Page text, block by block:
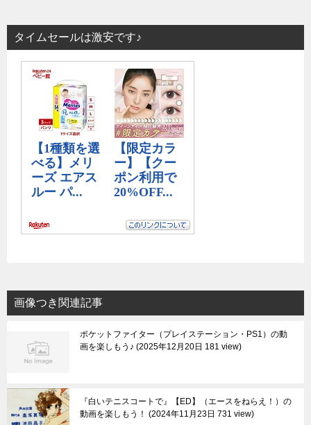
タイムセールは激安です♪
画像つき関連記事
ポケットファイター（プレイステーション・PS1）の動
画を楽しもう♪ 2025年12月20日 181 view
『白いテニスコートで』【ED】（エースをねらえ！）の
動画を楽しもう！
2024年11月23日 731 view